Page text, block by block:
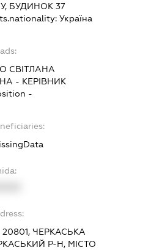
БУДИНОК 37
Україна
СВІТЛАНА
- КЕРІВНИК
-
20801, ЧЕРКАСЬКА
Р-Н, МІСТО